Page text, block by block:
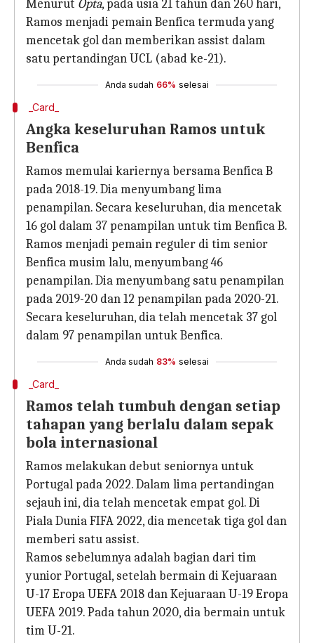
Menurut Opta, pada usia 21 tahun dan 260 hari,
Ramos menjadi pemain Benfica termuda yang
mencetak gol dan memberikan assist dalam
satu pertandingan UCL (abad ke-21).
Anda sudah 66% selesai
_Card_
Angka keseluruhan Ramos untuk
Benfica
Ramos memulai kariernya bersama Benfica B
pada 2018-19. Dia menyumbang lima
penampilan. Secara keseluruhan, dia mencetak
16 gol dalam 37 penampilan untuk tim Benfica B.
Ramos menjadi pemain reguler di tim senior
Benfica musim lalu, menyumbang 46
penampilan. Dia menyumbang satu penampilan
pada 2019-20 dan 12 penampilan pada 2020-21.
Secara keseluruhan, dia telah mencetak 37 gol
dalam 97 penampilan untuk Benfica.
Anda sudah 83% selesai
_Card_
Ramos telah tumbuh dengan setiap
tahapan yang berlalu dalam sepak
bola internasional
Ramos melakukan debut seniornya untuk
Portugal pada 2022. Dalam lima pertandingan
sejauh ini, dia telah mencetak empat gol. Di
Piala Dunia FIFA 2022, dia mencetak tiga gol dan
memberi satu assist.
Ramos sebelumnya adalah bagian dari tim
yunior Portugal, setelah bermain di Kejuaraan
U-17 Eropa UEFA 2018 dan Kejuaraan U-19 Eropa
UEFA 2019. Pada tahun 2020, dia bermain untuk
tim U-21.